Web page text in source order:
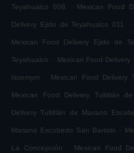
Teyahualco 008 . Mexican Food
Delivery Ejido de Teyahualco 011 .
Mexican Food Delivery Ejido de
Teyahualco . Mexican Food
Issemym . Mexican Food Delivery
Mexican Food Delivery Tultitlán
Delivery Tultitlán de Mariano
Mariano Escobedo San Bartolo .
La Concepción . Mexican Food